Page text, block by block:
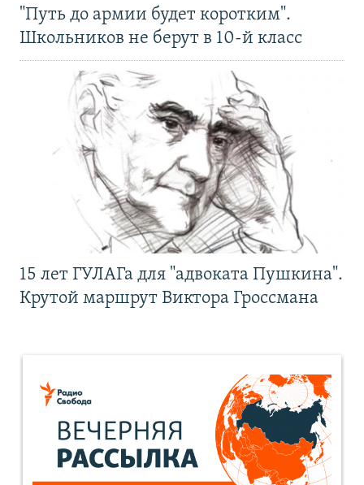
"Путь до армии будет коротким".
Школьников не берут в 10-й класс
15 лет ГУЛАГа для "адвоката Пушкина".
Крутой маршрут Виктора Гроссмана